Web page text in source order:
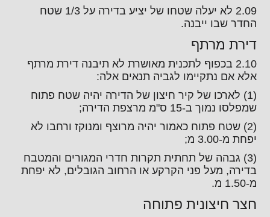
2.09 לא יעלה שטחו של יציע בדירה על 1/3 שטח
החדר שבו ייבנה.
דירת מרתף
2.10 בכפוף לתכנית מאושרת לא תיבנה דירת מרתף
אלא אם נתקיימו לגביה תנאים אלה:
(1) לארכו של קיר חיצון של הדירה יהיה שטח פתוח
שמפלסו נמוך ב-15 ס"מ מרצפת הדירה;
(2) שטח פתוח כאמור יהיה מרוצף ומנוקז ורחבו לא
יפחת מ-3.00 מ;
(3) גבהה של תחתית תקרות חדרי המגורים והמטבח
בדירה, מעל פני הקרקע או הרחוב הגובלים, לא יפחת
מ-1.50 מ.
חצר חיצונית פתוחה